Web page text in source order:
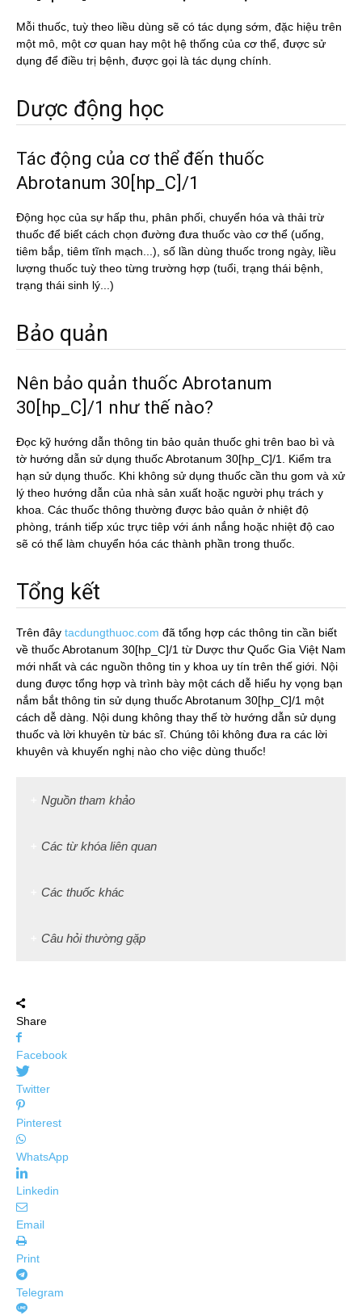
Mỗi thuốc, tuỳ theo liều dùng sẽ có tác dụng sớm, đặc hiệu trên
một mô, một cơ quan hay một hệ thống của cơ thể, được sử
dụng để điều trị bệnh, được gọi là tác dụng chính.
Dược động học
Tác động của cơ thể đến thuốc
Abrotanum 30[hp_C]/1
Động học của sự hấp thu, phân phối, chuyển hóa và thải trừ
thuốc để biết cách chọn đường đưa thuốc vào cơ thể (uống,
tiêm bắp, tiêm tĩnh mạch...), số lần dùng thuốc trong ngày, liều
lượng thuốc tuỳ theo từng trường hợp (tuổi, trạng thái bệnh,
trạng thái sinh lý...)
Bảo quản
Nên bảo quản thuốc Abrotanum
30[hp_C]/1 như thế nào?
Đọc kỹ hướng dẫn thông tin bảo quản thuốc ghi trên bao bì và
tờ hướng dẫn sử dụng thuốc Abrotanum 30[hp_C]/1. Kiểm tra
hạn sử dụng thuốc. Khi không sử dụng thuốc cần thu gom và xử
lý theo hướng dẫn của nhà sản xuất hoặc người phụ trách y
khoa. Các thuốc thông thường được bảo quản ở nhiệt độ
phòng, tránh tiếp xúc trực tiêp với ánh nắng hoặc nhiệt độ cao
sẽ có thể làm chuyển hóa các thành phần trong thuốc.
Tổng kết
Trên đây tacdungthuoc.com đã tổng hợp các thông tin cần biết
về thuốc Abrotanum 30[hp_C]/1 từ Dược thư Quốc Gia Việt Nam
mới nhất và các nguồn thông tin y khoa uy tín trên thế giới. Nội
dung được tổng hợp và trình bày một cách dễ hiểu hy vọng bạn
nắm bắt thông tin sử dụng thuốc Abrotanum 30[hp_C]/1 một
cách dễ dàng. Nội dung không thay thế tờ hướng dẫn sử dụng
thuốc và lời khuyên từ bác sĩ. Chúng tôi không đưa ra các lời
khuyên và khuyến nghị nào cho việc dùng thuốc!
Nguồn tham khảo
Các từ khóa liên quan
Các thuốc khác
Câu hỏi thường gặp
Share
Facebook
Twitter
Pinterest
WhatsApp
Linkedin
Email
Print
Telegram